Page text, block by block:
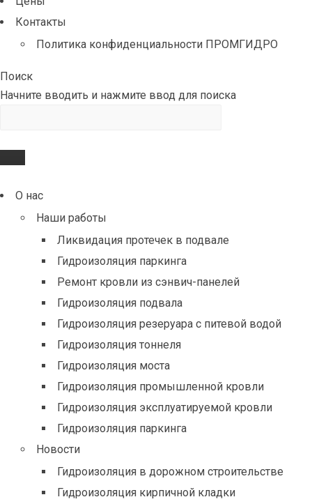
Контакты
Политика конфиденциальности ПРОМГИДРО
Поиск
Начните вводить и нажмите ввод для поиска
О нас
Наши работы
Ликвидация протечек в подвале
Гидроизоляция паркинга
Ремонт кровли из сэнвич-панелей
Гидроизоляция подвала
Гидроизоляция резеруара с питевой водой
Гидроизоляция тоннеля
Гидроизоляция моста
Гидроизоляция промышленной кровли
Гидроизоляция эксплуатируемой кровли
Гидроизоляция паркинга
Новости
Гидроизоляция в дорожном строительстве
Гидроизоляция кирпичной кладки